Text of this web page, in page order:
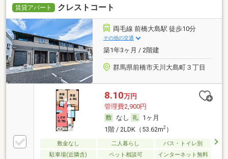
賃貸アパート クレストコート
両毛線 前橋大島駅 徒歩10分
その他の交通
築1年3ヶ月 / 2階建
群馬県前橋市天川大島町３丁目
8.10万円
管理費2,900円
なし
1ヶ月
1階 / 2LDK（53.62m2）
敷金なし 二人暮らし
バス・トイレ別
駐車場(近隣含)
ペット相談可 インターネット無料